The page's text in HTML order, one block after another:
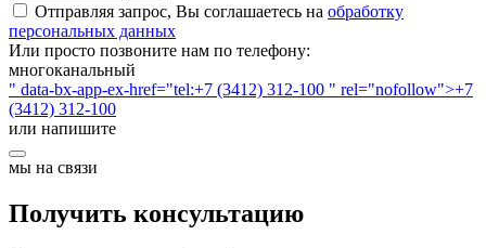
Отправляя запрос, Вы соглашаетесь на обработку
персональных данных
Или просто позвоните нам по телефону:
многоканальный
" data-bx-app-ex-href="tel:+7 (3412) 312-100 " rel="nofollow">+7
(3412) 312-100
или напишите
мы на связи
Получить консультацию